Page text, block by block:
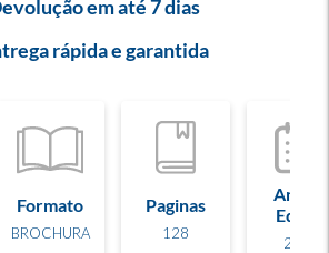
em até 7 dias
rápida e garantida
Formato
BROCHURA
Paginas
128
Ano de
Edição
2022